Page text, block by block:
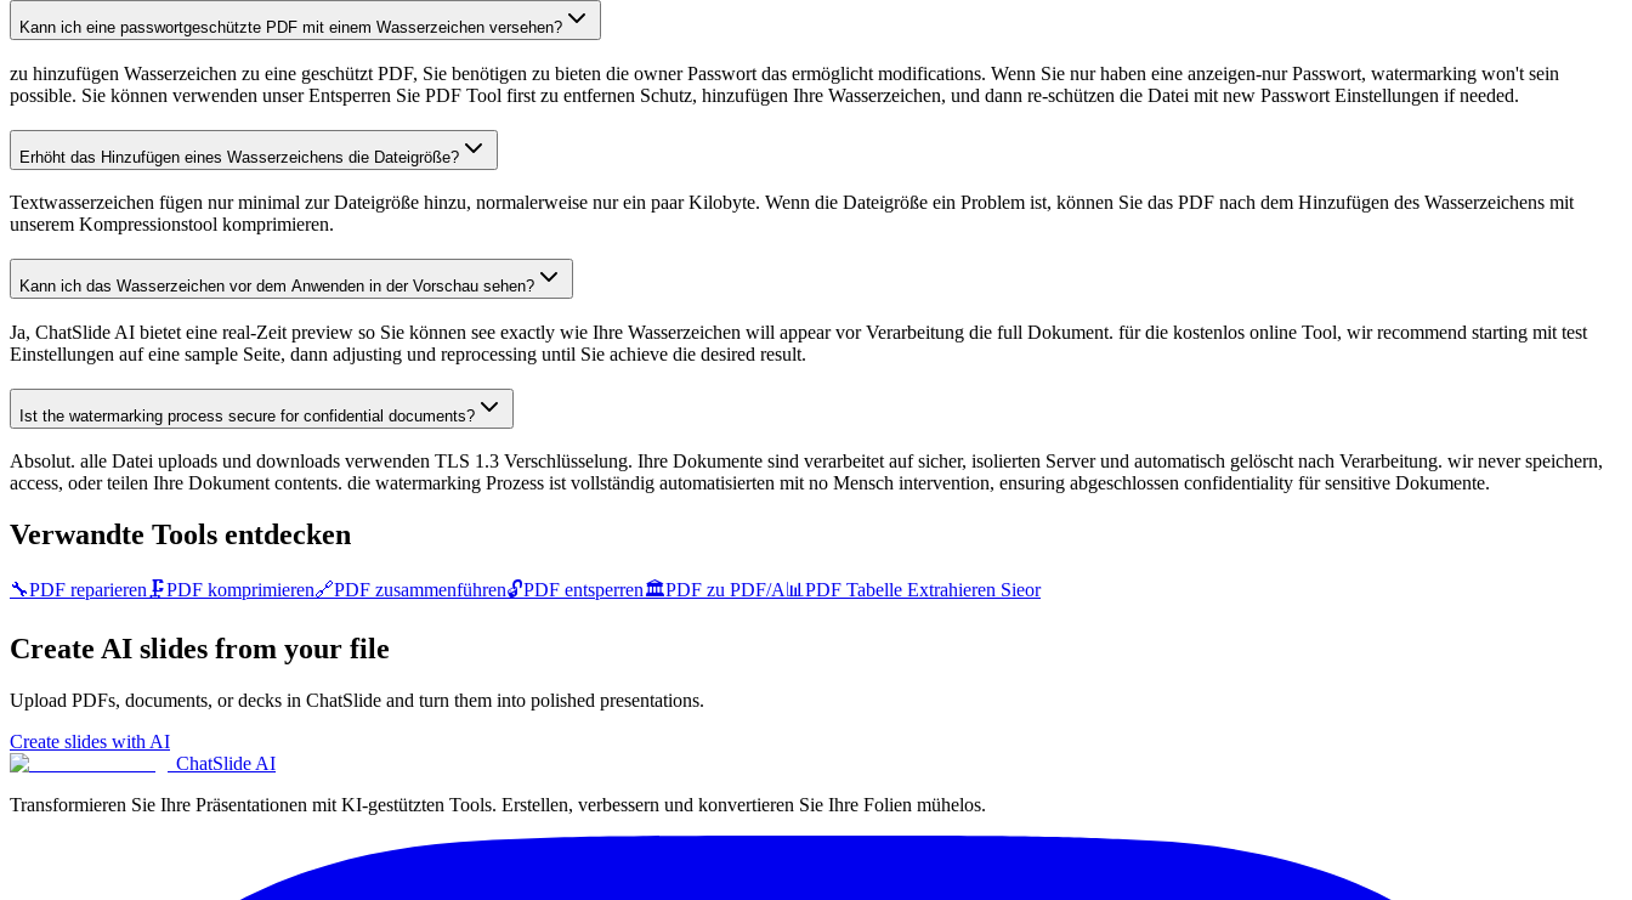
Kann ich eine passwortgeschützte PDF mit einem Wasserzeichen versehen?
zu hinzufügen Wasserzeichen zu eine geschützt PDF, Sie benötigen zu bieten die owner Passwort das ermöglicht modifications. Wenn Sie nur haben eine anzeigen-nur Passwort, watermarking won't sein
possible. Sie können verwenden unser Entsperren Sie PDF Tool first zu entfernen Schutz, hinzufügen Ihre Wasserzeichen, und dann re-schützen die Datei mit new Passwort Einstellungen if needed.
Erhöht das Hinzufügen eines Wasserzeichens die Dateigröße?
Textwasserzeichen fügen nur minimal zur Dateigröße hinzu, normalerweise nur ein paar Kilobyte. Wenn die Dateigröße ein Problem ist, können Sie das PDF nach dem Hinzufügen des Wasserzeichens mit
unserem Kompressionstool komprimieren.
Kann ich das Wasserzeichen vor dem Anwenden in der Vorschau sehen?
Ja, ChatSlide AI bietet eine real-Zeit preview so Sie können see exactly wie Ihre Wasserzeichen will appear vor Verarbeitung die full Dokument. für die kostenlos online Tool, wir recommend starting mit test
Einstellungen auf eine sample Seite, dann adjusting und reprocessing until Sie achieve die desired result.
Ist the watermarking process secure for confidential documents?
Absolut. alle Datei uploads und downloads verwenden TLS 1.3 Verschlüsselung. Ihre Dokumente sind verarbeitet auf sicher, isolierten Server und automatisch gelöscht nach Verarbeitung. wir never speichern,
access, oder teilen Ihre Dokument contents. die watermarking Prozess ist vollständig automatisierten mit no Mensch intervention, ensuring abgeschlossen confidentiality für sensitive Dokumente.
Verwandte Tools entdecken
🔧PDF reparieren 🗜️PDF komprimieren🔗PDF zusammenführen🔓PDF entsperren🏛️PDF zu PDF/A📊 PDF Tabelle Extrahieren Sieor
Create AI slides from your file
Upload PDFs, documents, or decks in ChatSlide and turn them into polished presentations.
Create slides with AI
ChatSlide AI
Transformieren Sie Ihre Präsentationen mit KI-gestützten Tools. Erstellen, verbessern und konvertieren Sie Ihre Folien mühelos.